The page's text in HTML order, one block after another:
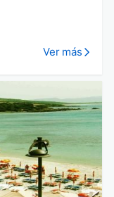
Ver más